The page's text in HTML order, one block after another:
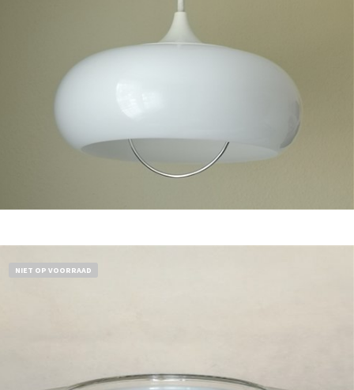
NIET OP VOORRAAD